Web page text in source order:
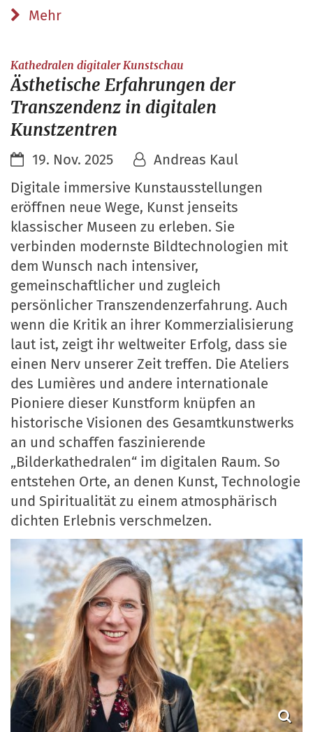
Mehr
Kathedralen digitaler Kunstschau
Ästhetische Erfahrungen der
Transzendenz in digitalen
Kunstzentren
19. Nov. 2025
Andreas Kaul
Digitale immersive Kunstausstellungen
eröffnen neue Wege, Kunst jenseits
klassischer Museen zu erleben. Sie
verbinden modernste Bildtechnologien mit
dem Wunsch nach intensiver,
gemeinschaftlicher und zugleich
persönlicher Transzendenzerfahrung. Auch
wenn die Kritik an ihrer Kommerzialisierung
laut ist, zeigt ihr weltweiter Erfolg, dass sie
einen Nerv unserer Zeit treffen. Die Ateliers
des Lumières und andere internationale
Pioniere dieser Kunstform knüpfen an
historische Visionen des Gesamtkunstwerks
an und schaffen faszinierende
„Bilderkathedralen“ im digitalen Raum. So
entstehen Orte, an denen Kunst, Technologie
und Spiritualität zu einem atmosphärisch
dichten Erlebnis verschmelzen.